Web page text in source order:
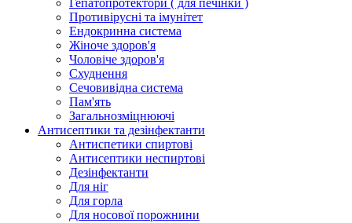
Гепатопротектори ( для печінки )
Противірусні та імунітет
Ендокринна система
Жіноче здоров'я
Чоловіче здоров'я
Схуднення
Сечовивідна система
Пам'ять
Загальнозміцнюючі
Антисептики та дезінфектанти
Антиспетики спиртові
Антисептики неспиртові
Дезінфектанти
Для ніг
Для горла
Для носової порожнини